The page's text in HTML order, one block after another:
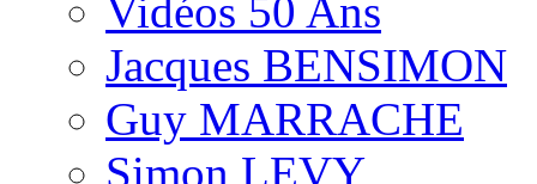
Vidéos 50 Ans
Jacques BENSIMON
Guy MARRACHE
Simon LEVY